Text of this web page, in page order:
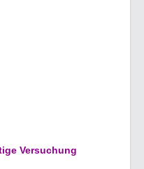
Versuchung